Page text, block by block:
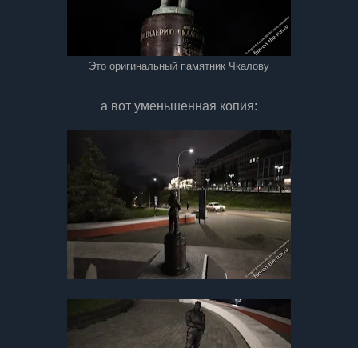
Это оригинальный памятник Чкалову
а вот уменьшенная копия: